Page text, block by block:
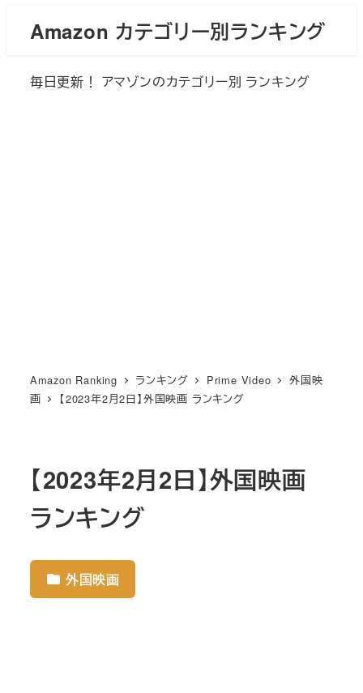
Amazon カテゴリー別ランキング
毎日更新！ アマゾンのカテゴリー別 ランキング
Amazon Ranking ランキング Prime Video
外国映
画
【2023年2月2日】外国映画 ランキング
【2023年2月2日】外国映画
ランキング
外国映画